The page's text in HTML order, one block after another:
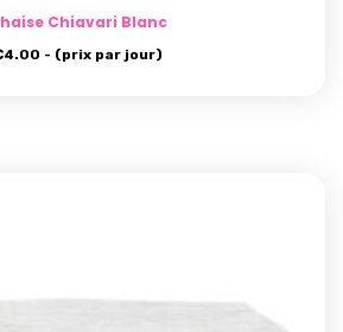
Chiavari Blanc
4.00 - (prix par jour)